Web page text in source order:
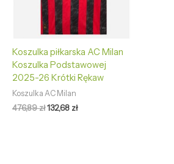
Koszulka piłkarska AC Milan
Koszulka Podstawowej
2025-26 Krótki Rękaw
Koszulka AC Milan
476,89zł132,68 zł